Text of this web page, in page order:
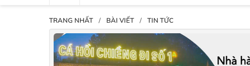
TRANG NHẤT BÀI VIẾT TIN TỨC